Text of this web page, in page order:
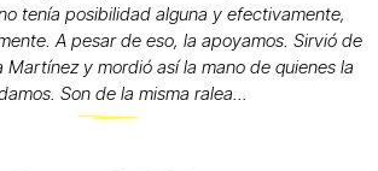
tenía posibilidad alguna y efectivamente,
A pesar de eso, la apoyamos. Sirvió de
Martínez y mordió así la mano de quienes la
Son de la misma ralea...